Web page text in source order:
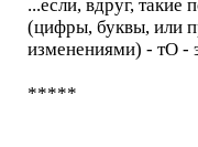
...если, вдруг, такие
(цифры, буквы, или
изменениями) - тО -
*****